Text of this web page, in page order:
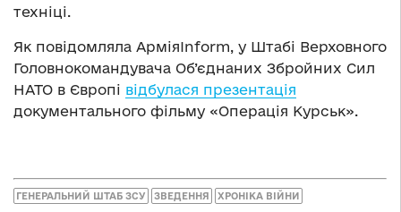
техніці.
Як повідомляла АрміяInform, у Штабі Верховного
Головнокомандувача Об’єднаних Збройних Сил
НАТО в Європі відбулася презентація
документального фільму «Операція Курськ».
ГЕНЕРАЛЬНИЙ ШТАБ ЗСУ ЗВЕДЕННЯ ХРОНІКА ВІЙНИ